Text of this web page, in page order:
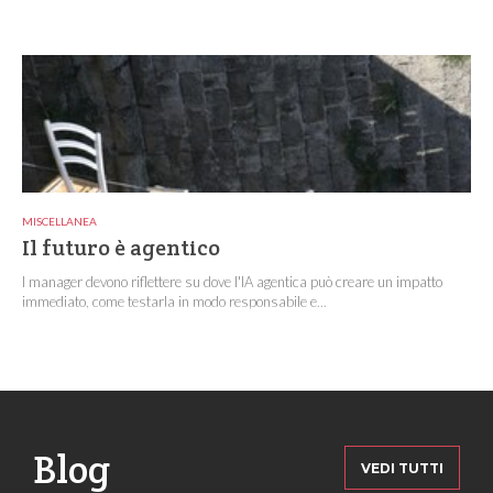
MISCELLANEA
Il futuro è agentico
I manager devono riflettere su dove l'IA agentica può creare un impatto
immediato, come testarla in modo responsabile e...
Blog VEDI TUTTI